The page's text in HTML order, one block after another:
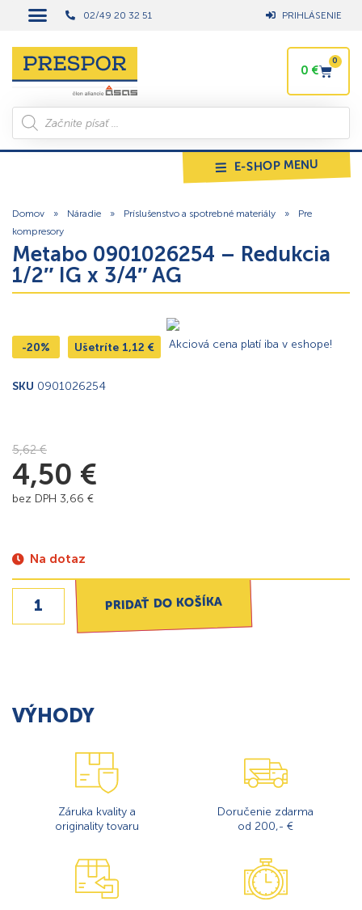
02/49 20 32 51 PRIHLÁSENIE
0 €
0
E-SHOP MENU
Domov » Náradie » Príslušenstvo a spotrebné materiály »
Pre
kompresory
Metabo 0901026254 – Redukcia
1/2″ IG x 3/4″ AG
-20% Ušetríte 1,12 € Akciová cena platí iba v eshope!
SKU 0901026254
5,62€
4,50 €
bez DPH 3,66 €
Na dotaz
PRIDAŤ DO KOŠÍKA
VÝHODY
Záruka kvality a
originality tovaru
Doručenie zdarma
od 200,- €